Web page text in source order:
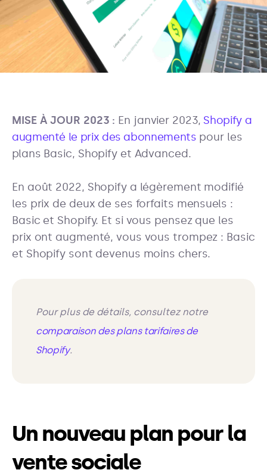
MISE À JOUR 2023 : En janvier 2023, Shopify a
augmenté le prix des abonnements pour les
plans Basic, Shopify et Advanced.
En août 2022, Shopify a légèrement modifié
les prix de deux de ses forfaits mensuels :
Basic et Shopify. Et si vous pensez que les
prix ont augmenté, vous vous trompez : Basic
et Shopify sont devenus moins chers.
Pour plus de détails, consultez notre
comparaison des plans tarifaires de
Shopify.
Un nouveau plan pour la
vente sociale